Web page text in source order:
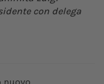
con delega